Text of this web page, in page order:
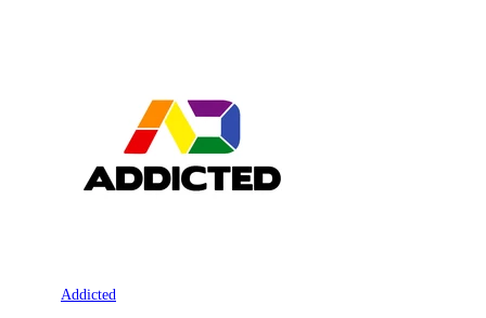
Addicted